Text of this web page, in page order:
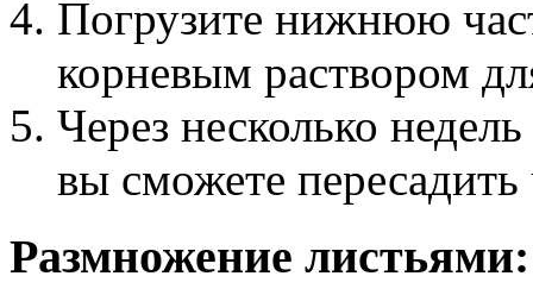
Погрузите нижнюю
корневым раствором
Через несколько
вы сможете пересадить
Размножение листьями: